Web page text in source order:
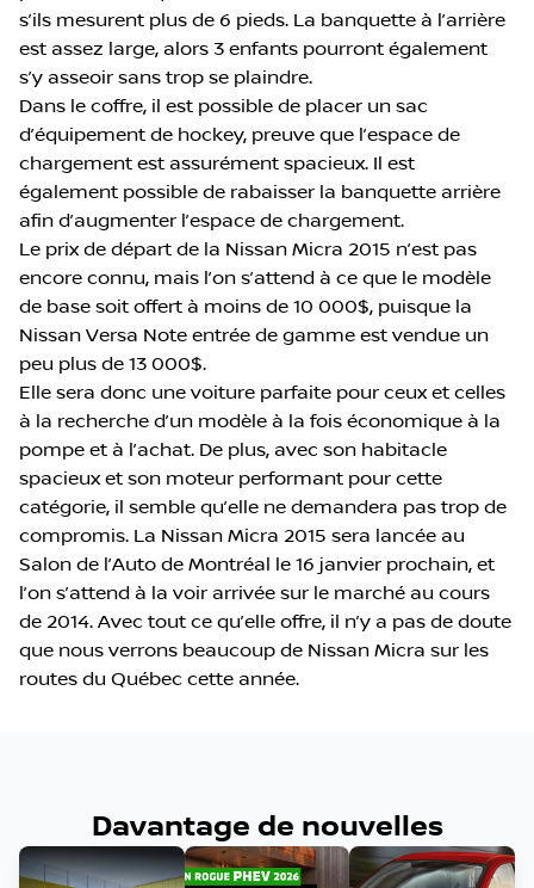
s’ils mesurent plus de 6 pieds. La banquette à l’arrière
est assez large, alors 3 enfants pourront également
s’y asseoir sans trop se plaindre.
Dans le coffre, il est possible de placer un sac
d’équipement de hockey, preuve que l’espace de
chargement est assurément spacieux. Il est
également possible de rabaisser la banquette arrière
afin d’augmenter l’espace de chargement.
Le prix de départ de la Nissan Micra 2015 n’est pas
encore connu, mais l’on s’attend à ce que le modèle
de base soit offert à moins de 10 000$, puisque la
Nissan Versa Note entrée de gamme est vendue un
peu plus de 13 000$.
Elle sera donc une voiture parfaite pour ceux et celles
à la recherche d’un modèle à la fois économique à la
pompe et à l’achat. De plus, avec son habitacle
spacieux et son moteur performant pour cette
catégorie, il semble qu’elle ne demandera pas trop de
compromis. La Nissan Micra 2015 sera lancée au
Salon de l’Auto de Montréal le 16 janvier prochain, et
l’on s’attend à la voir arrivée sur le marché au cours
de 2014. Avec tout ce qu’elle offre, il n’y a pas de doute
que nous verrons beaucoup de Nissan Micra sur les
routes du Québec cette année.
Davantage de nouvelles